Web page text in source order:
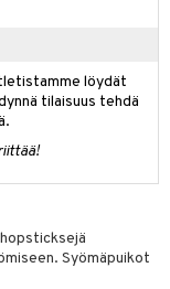
löydät
tilaisuus tehdä
Syömäpuikot